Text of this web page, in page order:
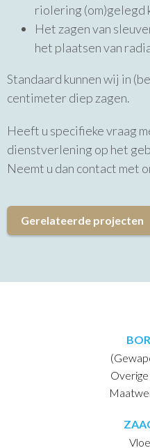
riolering (om)gelegd
Het zagen van
het plaatsen van
Standaard kunnen wij in
centimeter diep zagen.
Heeft u specifieke vraag
dienstverlening op het
Neemt u dan contact met
Gerelateerde projecten